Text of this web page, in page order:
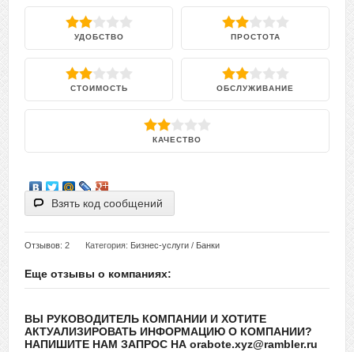
УДОБСТВО ПРОСТОТА
СТОИМОСТЬ ОБСЛУЖИВАНИЕ
КАЧЕСТВО
Взять код сообщений
Отзывов: 2 Категория: Бизнес-услуги / Банки
Еще отзывы о компаниях:
ВЫ РУКОВОДИТЕЛЬ КОМПАНИИ И ХОТИТЕ
АКТУАЛИЗИРОВАТЬ ИНФОРМАЦИЮ О КОМПАНИИ?
НАПИШИТЕ НАМ ЗАПРОС НА orabote.xyz@rambler.ru